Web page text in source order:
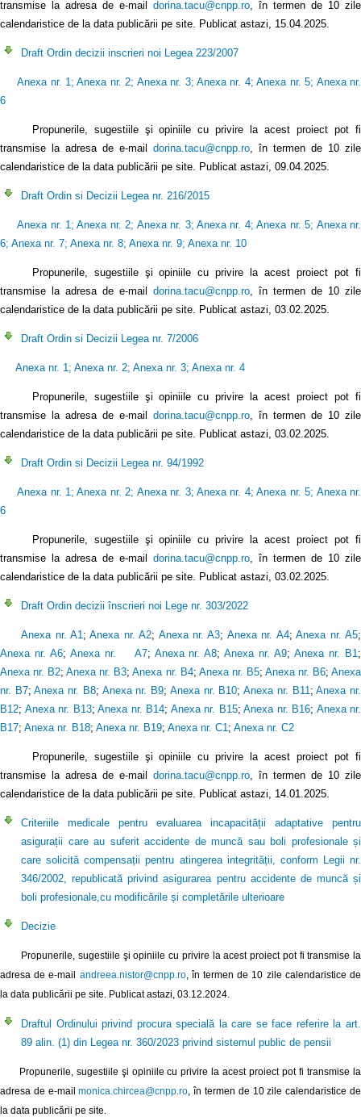
transmise la adresa de e-mail dorina.tacu@cnpp.ro , în termen de 10 zile
calendaristice de la data publicării pe site. Publicat astazi, 15.04.2025.
Draft Ordin decizii inscrieri noi Legea 223/2007
Anexa nr. 1 ;Anexa nr. 2; Anexa nr. 3;Anexa nr. 4;Anexa nr. 5; Anexa nr.
6
Propunerile, sugestiile şi opiniile cu privire la acest proiect pot fi
transmise la adresa de e-mail dorina.tacu@cnpp.ro , în termen de 10 zile
calendaristice de la data publicării pe site. Publicat astazi, 09.04.2025.
Draft Ordin si Decizii Legea nr. 216/2015
Anexa nr. 1 ;Anexa nr. 2; Anexa nr. 3;Anexa nr. 4;Anexa nr. 5; Anexa nr.
6; Anexa nr. 7; Anexa nr. 8; Anexa nr. 9; Anexa nr. 10
Propunerile, sugestiile şi opiniile cu privire la acest proiect pot fi
transmise la adresa de e-mail dorina.tacu@cnpp.ro , în termen de 10 zile
calendaristice de la data publicării pe site. Publicat astazi, 03.02.2025.
Draft Ordin si Decizii Legea nr. 7/2006
Anexa nr. 1 ; Anexa nr. 2; Anexa nr. 3; Anexa nr. 4
Propunerile, sugestiile şi opiniile cu privire la acest proiect pot fi
transmise la adresa de e-mail dorina.tacu@cnpp.ro , în termen de 10 zile
calendaristice de la data publicării pe site. Publicat astazi, 03.02.2025.
Draft Ordin si Decizii Legea nr. 94/1992
Anexa nr. 1 ;Anexa nr. 2; Anexa nr. 3;Anexa nr. 4; Anexa nr. 5; Anexa nr.
6
Propunerile, sugestiile şi opiniile cu privire la acest proiect pot fi
transmise la adresa de e-mail dorina.tacu@cnpp.ro , în termen de 10 zile
calendaristice de la data publicării pe site. Publicat astazi, 03.02.2025.
Draft Ordin decizii înscrieri noi Lege nr. 303/2022
Anexa nr. A1 ;Anexa nr. A2; Anexa nr. A3; Anexa nr. A4;Anexa nr. A5;
Anexa nr. A6; Anexa nr. A7; Anexa nr. A8;Anexa nr. A9;Anexa nr. B1 ;
Anexa nr. B2;Anexa nr. B3;Anexa nr. B4; Anexa nr. B5; Anexa nr. B6;Anexa
nr. B7;Anexa nr. B8; Anexa nr. B9; Anexa nr. B10;Anexa nr. B11 ;Anexa nr.
B12; Anexa nr. B13; Anexa nr. B14; Anexa nr. B15; Anexa nr. B16; Anexa nr.
B17; Anexa nr. B18; Anexa nr. B19; Anexa nr. C1 ; Anexa nr. C2
Propunerile, sugestiile şi opiniile cu privire la acest proiect pot fi
transmise la adresa de e-mail dorina.tacu@cnpp.ro , în termen de 10 zile
calendaristice de la data publicării pe site. Publicat astazi, 14.01.2025.
Criteriile medicale pentru evaluarea incapacității adaptative pentru
asigurații care au suferit accidente de muncă sau boli profesionale și
care solicită compensații pentru atingerea integrității, conform Legii nr.
346/2002, republicată privind asigurarea pentru accidente de muncă și
boli profesionale,cu modificările și completările ulterioare
Decizie
Propunerile, sugestiile şi opiniile cu privire la acest proiect pot fi transmise la
adresa de e-mail andreea.nistor@cnpp.ro, în termen de 10 zile calendaristice de
la data publicării pe site. Publicat astazi, 03.12.2024.
Draftul Ordinului privind procura specială la care se face referire la art.
89 alin. (1) din Legea nr. 360/2023 privind sistemul public de pensii
Propunerile, sugestiile şi opiniile cu privire la acest proiect pot fi transmise la
adresa de e-mailmonica.chircea@cnpp.ro, în termen de 10 zile calendaristice de
la data publicării pe site.